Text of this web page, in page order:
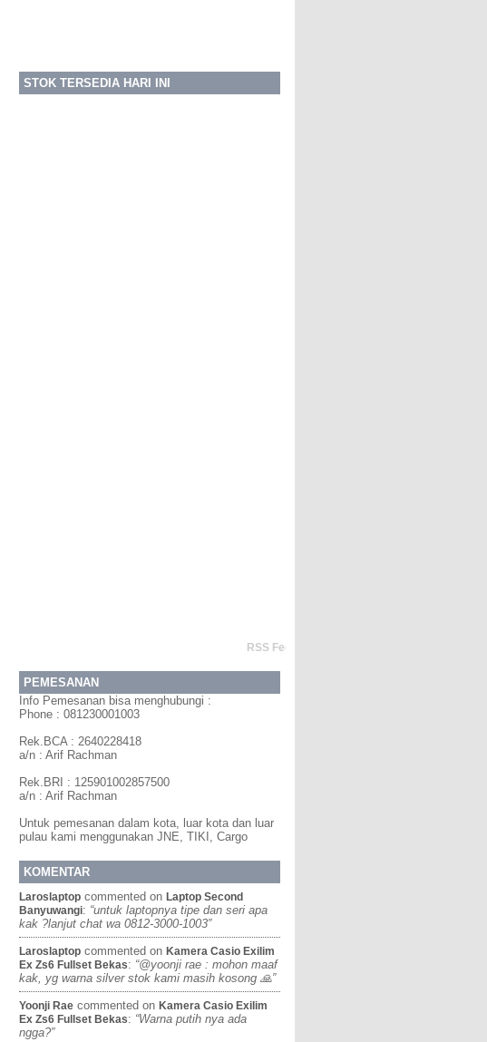
STOK TERSEDIA HARI INI
RSS Feed Widget
PEMESANAN
Info Pemesanan bisa menghubungi :
Phone : 081230001003
Rek.BCA : 2640228418
a/n : Arif Rachman
Rek.BRI : 125901002857500
a/n : Arif Rachman
Untuk pemesanan dalam kota, luar kota dan luar
pulau kami menggunakan JNE, TIKI, Cargo
KOMENTAR
Laroslaptop commented on Laptop Second
Banyuwangi: “untuk laptopnya tipe dan seri apa
kak ?lanjut chat wa 0812-3000-1003”
Laroslaptop commented on Kamera Casio Exilim
Ex Zs6 Fullset Bekas: “@yoonji rae : mohon maaf
kak, yg warna silver stok kami masih kosong 🙏”
Yoonji Rae commented on Kamera Casio Exilim
Ex Zs6 Fullset Bekas: “Warna putih nya ada
ngga?”